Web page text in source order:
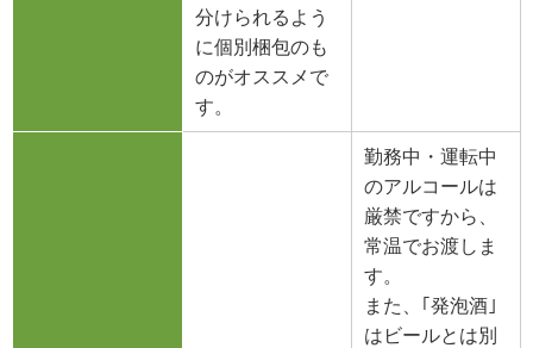
分けられるよう
に個別梱包のも
のがオススメで
す。
勤務中・運転中
のアルコールは
厳禁ですから、
常温でお渡しま
す。
また、｢発泡酒｣
はビールとは別